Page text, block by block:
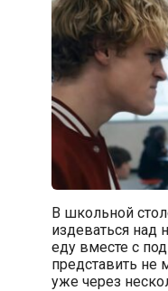
В школьной
издеваться над
еду вместе с
представить не
уже через